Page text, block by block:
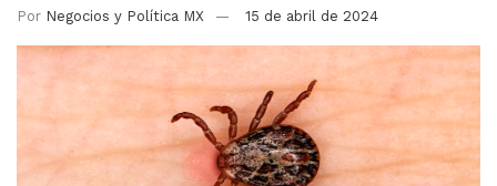
Por Negocios y Política MX 15 de abril de 2024